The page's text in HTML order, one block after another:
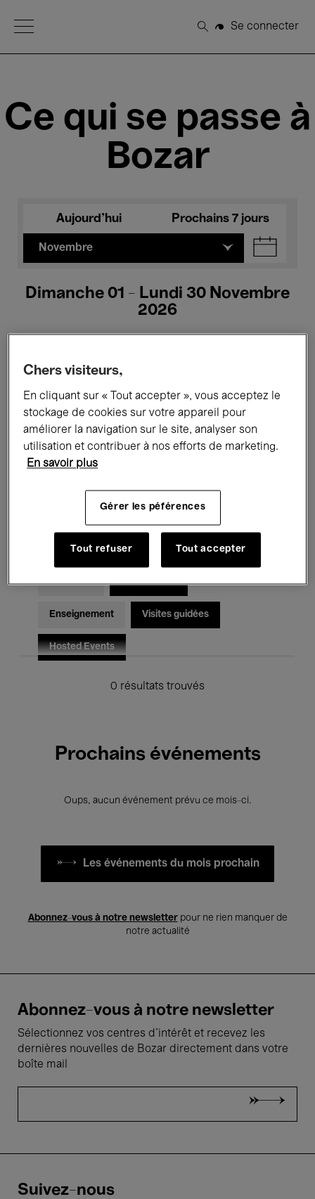
Open Menu
Rechercher
Se connecter
Ce qui se passe à
Bozar
Aujourd'hui Prochains 7 jours
Novembre
Dimanche 01 - Lundi 30 Novembre
2026
Tous les événements Concerts
Expositions Films Performances
Rencontres & Débats
Musique classique Global Music
Musique électronique
Pour tous Kids’ Palace
Enseignement Visites guidées
Hosted Events
0 résultats trouvés
Prochains événements
Oups, aucun événement prévu ce mois-ci.
Les événements du mois prochain
Abonnez-vous à notre newsletterpour ne rien manquer de
notre actualité
Abonnez-vous à notre newsletter
Sélectionnez vos centres d'intérêt et recevez les
dernières nouvelles de Bozar directement dans votre
boîte mail
Suivez-nous
Chers visiteurs,
En cliquant sur « Tout accepter », vous acceptez le
stockage de cookies sur votre appareil pour
améliorer la navigation sur le site, analyser son
utilisation et contribuer à nos efforts de marketing.
En savoir plus
Gérer les péférences
Tout refuser Tout accepter